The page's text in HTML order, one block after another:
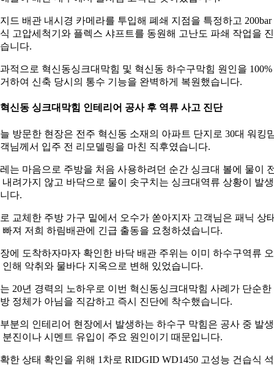
드 배관 내시경 카메라를 투입해 폐쇄 지점을 특정하고 200bar
고압세척기와 플렉스 샤프트를 동원해 고난도 파쇄 작업을
니다.
적으로 혁신동싱크대막힘 및 혁신동 하수구막힘 원인을 100%
하여 신축 당시의 통수 기능을 완벽하게 복원했습니다.
신동 싱크대막힘 인테리어 공사 후 역류 사고 진단
방문한 현장은 전주 혁신동 소재의 아파트 단지로 30대 워킹
님께서 입주 전 리모델링을 마친 직후였습니다.
는 마음으로 주방을 처음 사용하려던 순간 싱크대 볼에 물이
내려가지 않고 바닥으로 물이 솟구치는 싱크대역류 상황이 발
다.
교체한 주방 가구 밑에서 오수가 쏟아지자 고객님은 패닉 상
빠져 저희 하림배관에 긴급 출동을 요청하셨습니다.
에 도착하자마자 확인한 바닥 배관 주위는 이미 하수구역류
인해 악취와 물바다 지옥으로 변해 있었습니다.
20년 경력의 노하우로 이번 혁신동싱크대막힘 사례가 단순한
정체가 아님을 직감하고 즉시 진단에 착수했습니다.
분의 인테리어 현장에서 발생하는 하수구 막힘은 공사 중 발
분진이나 시멘트 유입이 주요 원인이기 때문입니다.
한 상태 확인을 위해 1차로 RIDGID WD1450 고성능 건습식